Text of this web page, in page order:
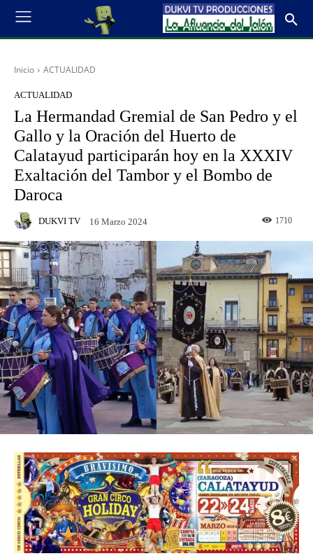
Inicio ACTUALIDAD
ACTUALIDAD
La Hermandad Gremial de San Pedro y el
Gallo y la Oración del Huerto de
Calatayud participarán hoy en la XXXIV
Exaltación del Tambor y el Bombo de
Daroca
DUKVI TV 16 Marzo 2024 1710